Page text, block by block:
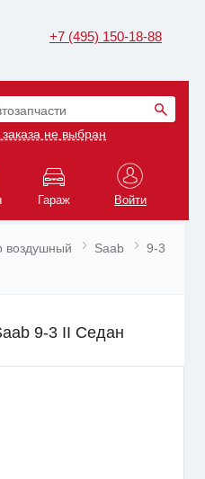
+7 (495) 150-18-88
не выбран
Гараж Войти
воздушный Saab
9-3
9-3 II Седан